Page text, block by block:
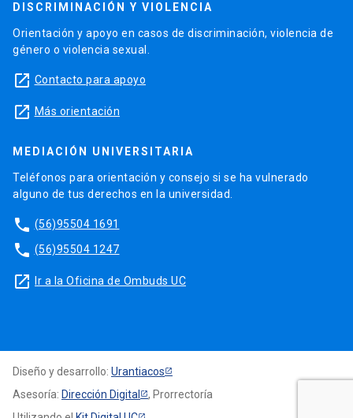
DISCRIMINACIÓN Y VIOLENCIA
Orientación y apoyo en casos de discriminación, violencia de
género o violencia sexual.
launch Contacto para apoyo
launch Más orientación
MEDIACIÓN UNIVERSITARIA
Teléfonos para orientación y consejo si se ha vulnerado
alguno de tus derechos en la universidad.
phone (56)95504 1691
phone (56)95504 1247
launch Ir a la Oficina de Ombuds UC
Diseño y desarrollo: Urantiacos
Asesoría: Dirección Digital
, Prorrectoría